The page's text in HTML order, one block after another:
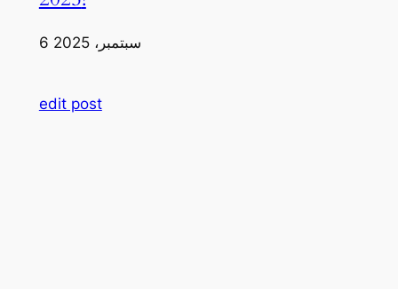
6 سبتمبر، 2025
edit post